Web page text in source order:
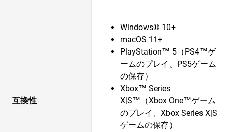
互換性
Windows® 10+
macOS 11+
PlayStation™ 5（PS4™ゲ
ームのプレイ、PS5ゲーム
の保存）
Xbox™ Series
X|S™（Xbox One™ゲーム
のプレイ、Xbox Series X|S
ゲームの保存）